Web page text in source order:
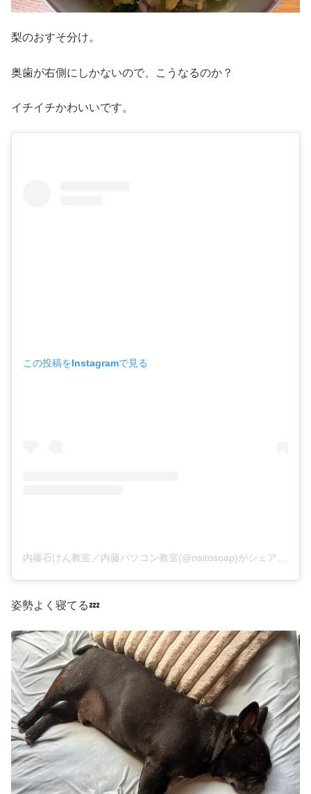
梨のおすそ分け。
奥歯が右側にしかないので、こうなるのか？
イチイチかわいいです。
この投稿をInstagramで見る
内藤石けん教室／内藤パソコン教室(@naitosoap)がシェアした投稿
姿勢よく寝てる💤